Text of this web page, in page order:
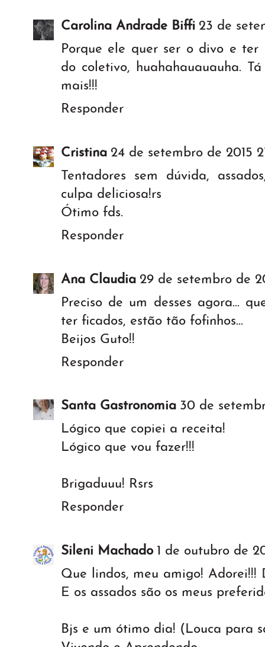
Carolina Andrade Biffi 23 de
Porque ele quer ser o divo e
do coletivo, huahahauauauha.
mais!!!
Responder
Cristina 24 de setembro de 2015
Tentadores sem dúvida,
culpa deliciosa!rs
Ótimo fds.
Responder
Ana Claudia 29 de setembro de
Preciso de um desses agora...
ter ficados, estão tão fofinhos...
Beijos Guto!!
Responder
Santa Gastronomia 30 de
Lógico que copiei a receita!
Lógico que vou fazer!!!
Brigaduuu! Rsrs
Responder
Sileni Machado 1 de outubro de
Que lindos, meu amigo! Adorei!!!
E os assados são os meus
Bjs e um ótimo dia! (Louca para